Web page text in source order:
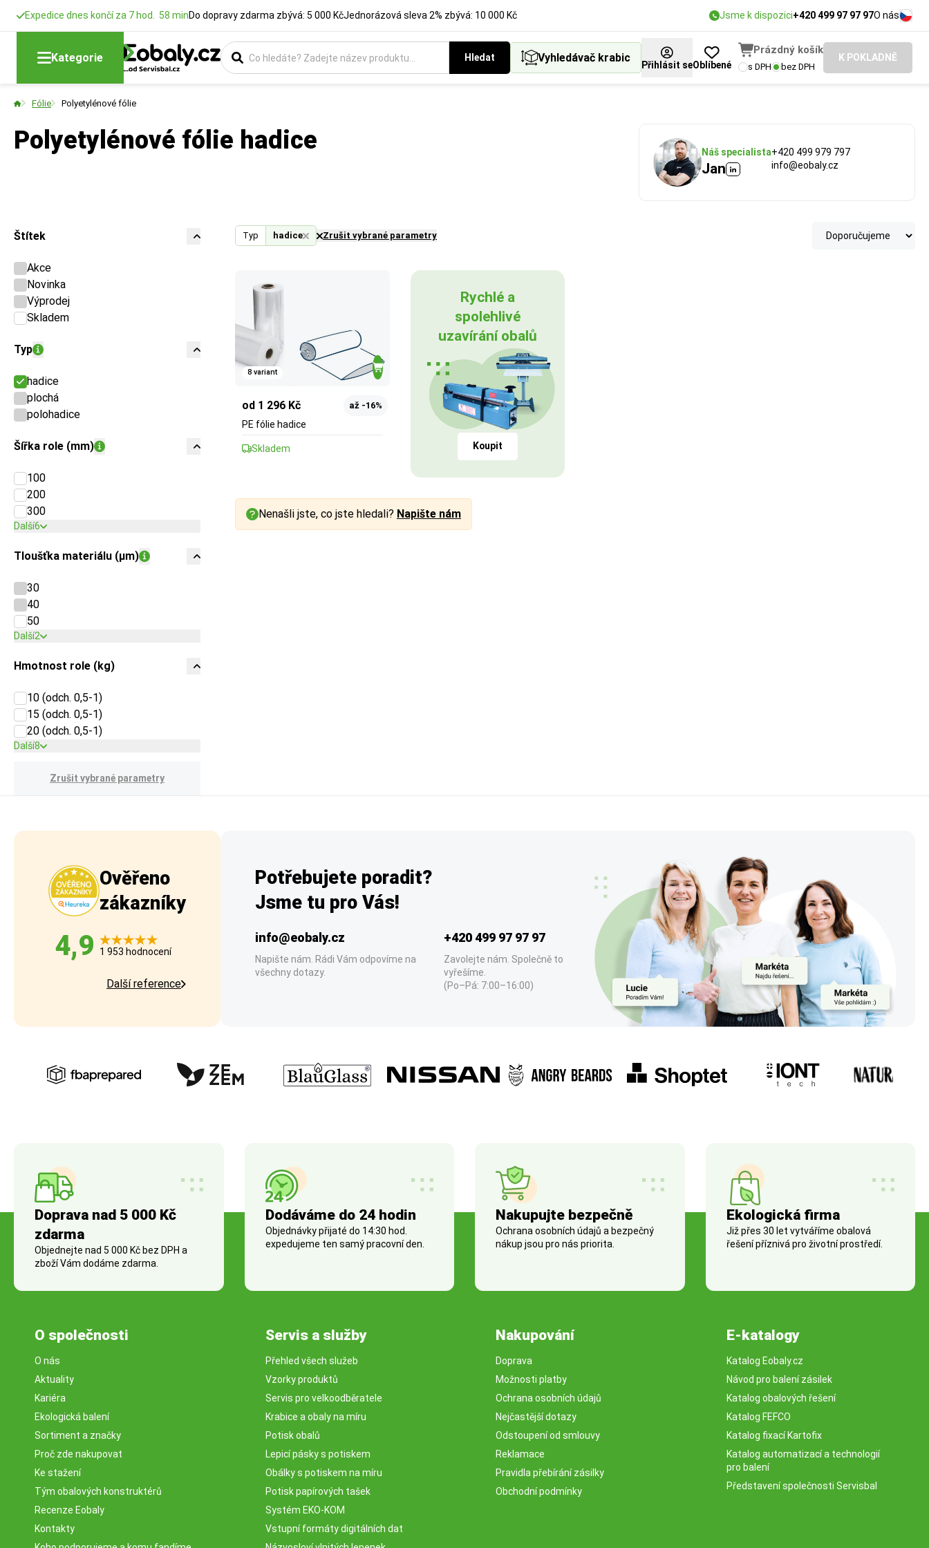
Expedice dnes končí za 7 hod. 58 minDo dopravy zdarma zbývá: 5 000 KčJednorázová sleva 2% zbývá: 10 000 Kč Jsme k dispozici+420 499 97 97 97O nás
Kategorie Hledat Vyhledávač krabic
Přihlásit seOblíbené
Prázdný košík
s DPH bez DPH
K POKLADNĚ
Fólie Polyetylénové fólie
Polyetylénové fólie hadice Náš specialista
Jan
+420 499 979 797
info@eobaly.cz
Štítek
Akce
Novinka
Výprodej
Skladem
Typ
hadice
plochá
polohadice
Šířka role (mm)
100
200
300
Další6
Tloušťka materiálu (µm)
30
40
50
Další2
Hmotnost role (kg)
10 (odch. 0,5-1)
15 (odch. 0,5-1)
20 (odch. 0,5-1)
Další8
Zrušit vybrané parametry
Typ hadice Zrušit vybrané parametry
8 variant
od 1 296 Kč až -16%
PE fólie hadice
Skladem
Rychlé a
spolehlivé
uzavírání obalů
Koupit
Nenašli jste, co jste hledali? Napište nám
Ověřeno
zákazníky
4,9 1 953 hodnocení
Další reference
Potřebujete poradit?
Jsme tu pro Vás!
info@eobaly.cz
Napište nám. Rádi Vám odpovíme na
všechny dotazy.
+420 499 97 97 97
Zavolejte nám. Společně to
vyřešíme.
(Po–Pá: 7:00–16:00)
Doprava nad 5 000 Kč
zdarma
Objednejte nad 5 000 Kč bez DPH a
zboží Vám dodáme zdarma.
Dodáváme do 24 hodin
Objednávky přijaté do 14:30 hod.
expedujeme ten samý pracovní den.
Nakupujte bezpečně
Ochrana osobních údajů a bezpečný
nákup jsou pro nás priorita.
Ekologická firma
Již přes 30 let vytváříme obalová
řešení příznivá pro životní prostředí.
O společnosti
O nás
Aktuality
Kariéra
Ekologická balení
Sortiment a značky
Proč zde nakupovat
Ke stažení
Tým obalových konstruktérů
Recenze Eobaly
Kontakty
Servis a služby
Přehled všech služeb
Vzorky produktů
Servis pro velkoodběratele
Krabice a obaly na míru
Potisk obalů
Lepicí pásky s potiskem
Obálky s potiskem na míru
Potisk papírových tašek
Systém EKO-KOM
Vstupní formáty digitálních dat
Nakupování
Doprava
Možnosti platby
Ochrana osobních údajů
Nejčastější dotazy
Odstoupení od smlouvy
Reklamace
Pravidla přebírání zásilky
Obchodní podmínky
E-katalogy
Katalog Eobaly.cz
Návod pro balení zásilek
Katalog obalových řešení
Katalog FEFCO
Katalog fixací Kartofix
Katalog automatizací a technologií
pro balení
Představení společnosti Servisbal